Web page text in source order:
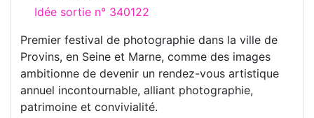
Idée sortie n° 340122
Premier festival de photographie dans la ville de
Provins, en Seine et Marne, comme des images
ambitionne de devenir un rendez-vous artistique
annuel incontournable, alliant photographie,
patrimoine et convivialité.